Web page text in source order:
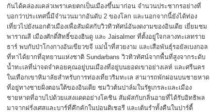
กันได้คล่องแคล่วเพราเคยตกเป็นเมืองขึ้นมาก่อน จำนวนประชากรอย่างที่
บอกว่าประเทศนี้มีจำนวนมากอันดับ 2 ของโลก และนอกจากนี้ยังได้ท่อง
เที่ยวไปยังนอกตัวเมืองเพื่อสัมผัสกับวิวทิวทัศน์อันงดงามของอินเดีย เยี่ยมชม
พาราณสี เมืองศักดิ์สิทธิ์ของฮินดู และ Jaisalmer ที่ตั้งอยู่ใจกลางทะเลทราย
ธาร์ พบกับป่าโกงกางอันเขียวขจี แม่น้ำที่สวยงาม และเสือพันธุ์รอยัลเบงกอล
ที่หาได้ยากที่อุทยานแห่งชาติ Sundarbans วิวทิวทัศน์จากพื้นที่สูงจากระดับ
น้ำทะเลที่น่าจดจำคอยคุณอยู่บนเมืองที่อยู่บนยอดเขาอย่างเลห์ และศรีนคร
ในเทือกเขาหิมาลัยสำหรับการท่องเที่ยวริมทะเล สามารถพักผ่อนบนชายหาด
ที่อยู่ทางชายฝั่งตอนใต้ของอินเดีย ชมวิวต้นปาล์มในรัฐเกรละและเมือง
ชายหาดที่อาบไปด้วยแสงแดดอย่างโคชิน สัมผัสกับกลิ่นอายที่ได้รับอิทธิพล
มาจากฝรั่งเศสและบาร์ที่คึกคักในปอนดิเชอรี และเต้นรำทั้งคืนในปาร์ตี้